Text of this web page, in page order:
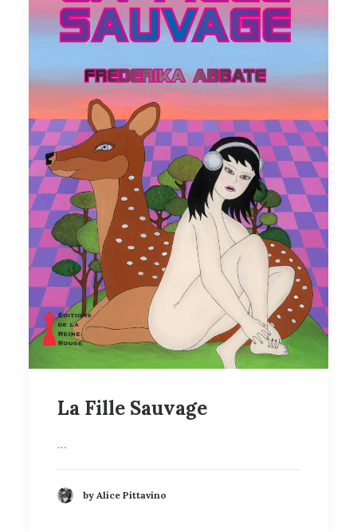
La Fille Sauvage
…
by Alice Pittavino